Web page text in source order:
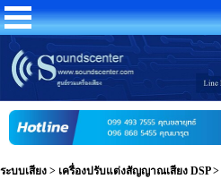
ระบบเสียง > เครื่องปรับแต่งสัญญาณเสียง DSP>